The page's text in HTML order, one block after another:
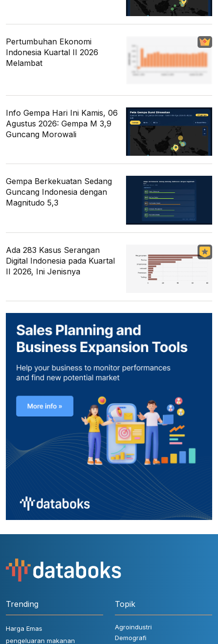
Pertumbuhan Ekonomi
Indonesia Kuartal II 2026
Melambat
Info Gempa Hari Ini Kamis, 06
Agustus 2026: Gempa M 3,9
Guncang Morowali
Gempa Berkekuatan Sedang
Guncang Indonesia dengan
Magnitudo 5,3
Ada 283 Kasus Serangan
Digital Indonesia pada Kuartal
II 2026, Ini Jenisnya
Trending
Harga Emas
pengeluaran makanan
Topik
Agroindustri
Demografi